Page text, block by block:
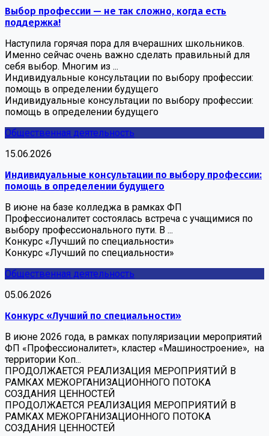
Выбор профессии — не так сложно, когда есть
поддержка!
Наступила горячая пора для вчерашних школьников.
Именно сейчас очень важно сделать правильный для
себя выбор. Многим из ...
Индивидуальные консультации по выбору профессии:
помощь в определении будущего
Индивидуальные консультации по выбору профессии:
помощь в определении будущего
Общественная деятельность
15.06.2026
Индивидуальные консультации по выбору профессии:
помощь в определении будущего
В июне на базе колледжа в рамках ФП
Профессионалитет состоялась встреча с учащимися по
выбору профессионального пути. В ...
Конкурс «Лучший по специальности»
Конкурс «Лучший по специальности»
Общественная деятельность
05.06.2026
Конкурс «Лучший по специальности»
В июне 2026 года, в рамках популяризации мероприятий
ФП «Профессионалитет», кластер «Машиностроение», на
территории Коп...
ПРОДОЛЖАЕТСЯ РЕАЛИЗАЦИЯ МЕРОПРИЯТИЙ В
РАМКАХ МЕЖОРГАНИЗАЦИОННОГО ПОТОКА
СОЗДАНИЯ ЦЕННОСТЕЙ
ПРОДОЛЖАЕТСЯ РЕАЛИЗАЦИЯ МЕРОПРИЯТИЙ В
РАМКАХ МЕЖОРГАНИЗАЦИОННОГО ПОТОКА
СОЗДАНИЯ ЦЕННОСТЕЙ